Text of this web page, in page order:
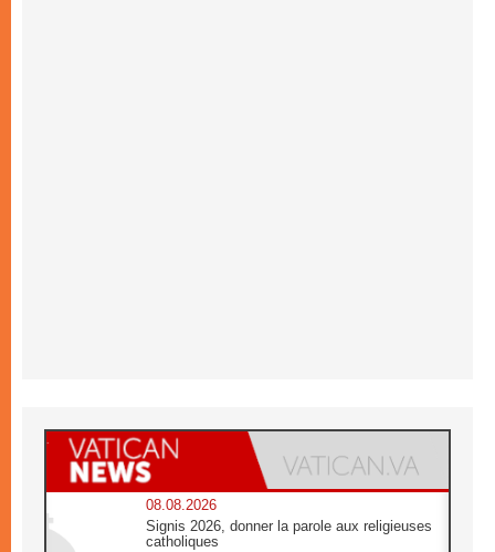
08.08.2026
Signis 2026, donner la parole aux religieuses
catholiques